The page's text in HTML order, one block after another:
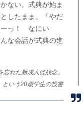
ない。式典が始ま
したまま。「やだ
ーっ！ なにい
な会話が式典の進
れた新成人は残念」
という20歳学生の投書